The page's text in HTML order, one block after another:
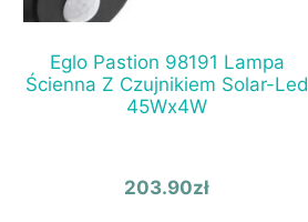
Eglo Pastion 98191 Lampa
Ścienna Z Czujnikiem Solar-Led
45Wx4W
203.90zł